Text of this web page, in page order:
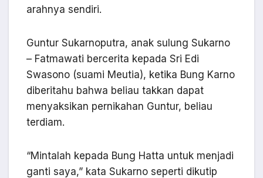
arahnya sendiri.
Guntur Sukarnoputra, anak sulung Sukarno
– Fatmawati bercerita kepada Sri Edi
Swasono (suami Meutia), ketika Bung Karno
diberitahu bahwa beliau takkan dapat
menyaksikan pernikahan Guntur, beliau
terdiam.
“Mintalah kepada Bung Hatta untuk menjadi
ganti saya,” kata Sukarno seperti dikutip